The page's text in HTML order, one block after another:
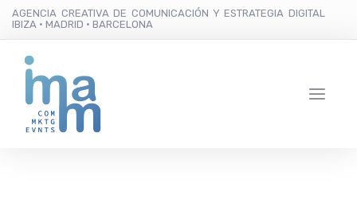
AGENCIA CREATIVA DE COMUNICACIÓN Y ESTRATEGIA DIGITAL
IBIZA · MADRID · BARCELONA